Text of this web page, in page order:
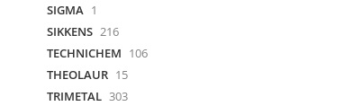
SIGMA 1
SIKKENS 216
TECHNICHEM 106
THEOLAUR 15
TRIMETAL 303